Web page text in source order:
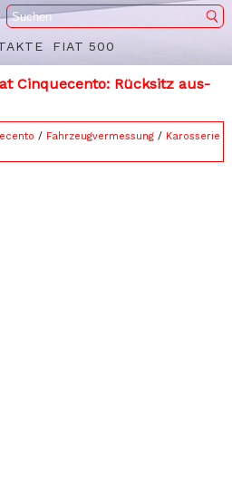
FIAT 500
Cinquecento: Rücksitz aus-
/ Fahrzeugvermessung/ Karosserie